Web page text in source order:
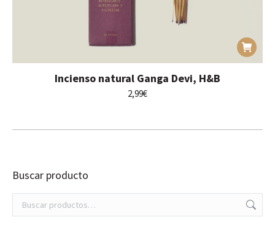
Incienso natural Ganga Devi, H&B
2,99€
Buscar producto